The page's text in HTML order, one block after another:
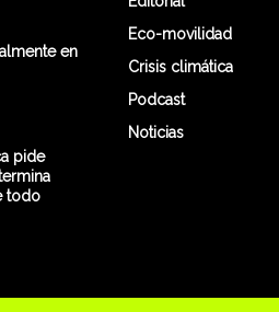
en
pide
todo
Eco-movilidad
Crisis climática
Podcast
Noticias